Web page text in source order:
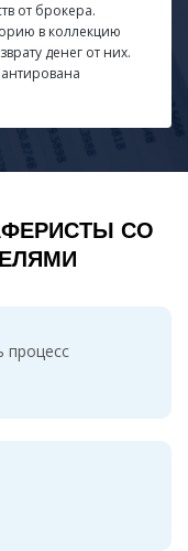
от брокера.
в коллекцию
денег от них.
СО
процесс